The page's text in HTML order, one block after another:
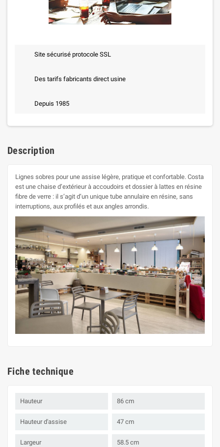
Site sécurisé protocole SSL
Des tarifs fabricants direct usine
Depuis 1985
Description
Lignes sobres pour une assise légère, pratique et confortable. Costa
est une chaise d’extérieur à accoudoirs et dossier à lattes en résine
fibre de verre : il s’agit d’un unique tube annulaire en résine, sans
interruptions, aux profilés et aux angles arrondis.
Fiche technique
Hauteur 86 cm
Hauteur d'assise 47 cm
Largeur 58.5 cm